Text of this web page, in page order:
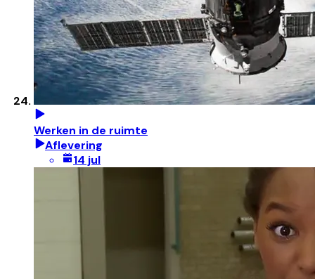
Werken in de ruimte
Aflevering
14 jul